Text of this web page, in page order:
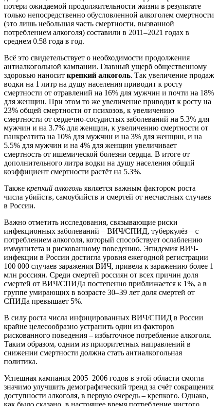
потери ожидаемой продолжительности жизни в результате
только непосредственно обусловленной алкоголем смертности
(это лишь небольшая часть смертности, вызванной
потреблением алкоголя) составили в 2011–2021 годах в
среднем 0.58 года в год.
Всё это свидетельствует о необходимости продолжения
антиалкогольной кампании. Главный ущерб общественному
здоровью наносит крепкий алкоголь. Так увеличение продаж
водки на 1 литр на душу населения приводит к росту
смертности от отравлений на 16% для мужчин и почти на 18%
для женщин. При этом то же увеличение приводит к росту на
23% общей смертности от психозов, к увеличению
смертности от сердечно-сосудистых заболеваний на 5.3% для
мужчин и на 3.7% для женщин, к увеличению смертности от
панкреатита на 10% для мужчин и на 3% для женщин, и на
5.5% для мужчин и на 4% для женщин увеличивает
смертность от ишемической болезни сердца. В итоге от
дополнительного литра водки на душу населения общий
коэффициент смертности растёт на 5.3%.
Также крепкий алкоголь является важным фактором роста
числа убийств, самоубийств и смертей от несчастных случаев
в России.
Важно отметить исследования, связывающие риски
инфекционных заболеваний – ВИЧ/СПИД, туберкулёз – с
потреблением алкоголя, который способствует ослаблению
иммунитета и рискованному поведению. Эпидемия ВИЧ-
инфекции в России достигла уровня ежегодной регистрации
100 000 случаев заражения ВИЧ, привела к заражению более 1
млн россиян. Среди смертей россиян от всех причин доля
смертей от ВИЧ/СПИДа постепенно приближается к 1%, а в
группе умирающих в возрасте 30–39 лет доля смертей от
СПИДа превышает 5%.
В силу роста числа инфицированных ВИЧ/СПИД в России
крайне целесообразно устранить один из факторов
рискованного поведения – избыточное потребление алкоголя.
Таким образом, одним из приоритетных направлений в
снижении смертности должна стать антиалкогольная
политика.
Успешная кампания 2005–2006 годов в этой области смогла
значимо улучшить демографический тренд за счёт сокращения
доступности алкоголя, в первую очередь – крепкого. Однако,
как было сказано, в настоящее время потребление чистого